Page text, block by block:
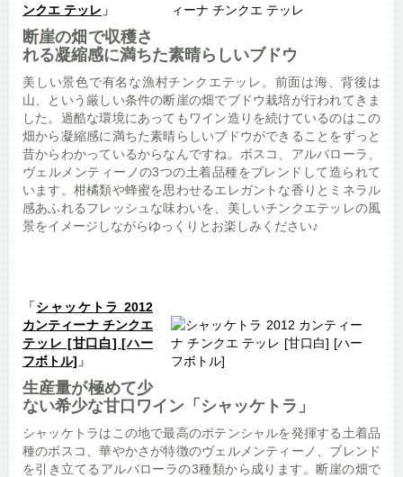
ンクエ テッレ 」
断崖の畑で収穫さ
れる凝縮感に満ちた素晴らしいブドウ
美しい景色で有名な漁村チンクエテッレ。前面は海、背後は
山、という厳しい条件の断崖の畑でブドウ栽培が行われてきま
した。過酷な環境にあってもワイン造りを続けているのはこの
畑から凝縮感に満ちた素晴らしいブドウができることをずっと
昔からわかっているからなんですね。ボスコ、アルバローラ、
ヴェルメンティーノの3つの土着品種をブレンドして造られて
います。柑橘類や蜂蜜を思わせるエレガントな香りとミネラル
感あふれるフレッシュな味わいを、美しいチンクエテッレの風
景をイメージしながらゆっくりとお楽しみください♪
「 シャッケトラ 2012
カンティーナ チンクエ
テッレ [甘口白] [ハー
フボトル] 」
生産量が極めて少
ない希少な甘口ワイン「シャッケトラ」
シャッケトラはこの地で最高のポテンシャルを発揮する土着品
種のボスコ、華やかさが特徴のヴェルメンティーノ、ブレンド
を引き立てるアルバローラの3種類から成ります。断崖の畑で